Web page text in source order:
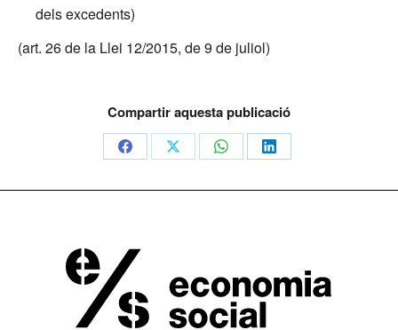
dels excedents)
(art. 26 de la Llei 12/2015, de 9 de juliol)
Compartir aquesta publicació
Share Share Share Share